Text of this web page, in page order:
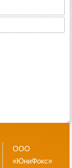
ООО
«ЮниФокс»